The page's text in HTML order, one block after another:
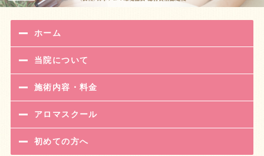
ホーム
当院について
施術内容・料金
アロマスクール
初めての方へ